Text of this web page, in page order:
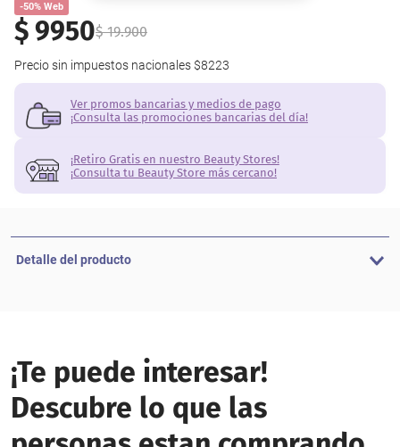
-50% Web
$9950$ 19.900
Precio sin impuestos nacionales $8223
Ver promos bancarias y medios de pago
¡Consulta las promociones bancarias del día!
¡Retiro Gratis en nuestro Beauty Stores!
¡Consulta tu Beauty Store más cercano!
Detalle del producto
¡Te puede interesar!
Descubre lo que las
9. cher
10 . labial